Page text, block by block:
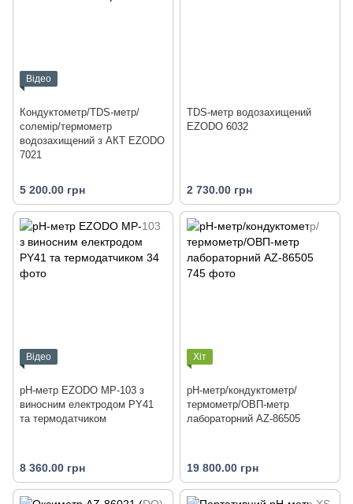
Відео
Кондуктометр/TDS-метр/
солемір/термометр
водозахищений з АКТ EZODO
7021
5 200.00 грн
TDS-метр водозахищений
EZODO 6032
2 730.00 грн
Відео
рН-метр EZODO MP-103 з
виносним електродом PY41
та термодатчиком
8 360.00 грн
Хіт
pH-метр/кондуктометр/
термометр/ОВП-метр
лабораторний AZ-86505
19 800.00 грн